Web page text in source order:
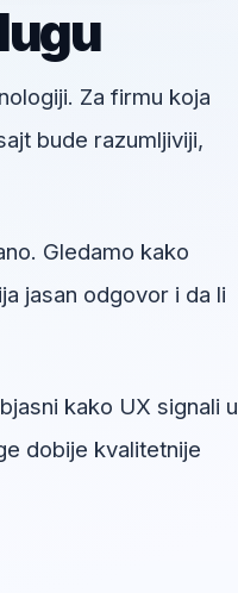
Za firmu koja
bude razumljiviji,
Gledamo kako
jasan odgovor i da li
kako UX signali u
dobije kvalitetnije